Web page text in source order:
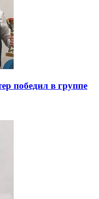
победил в группе